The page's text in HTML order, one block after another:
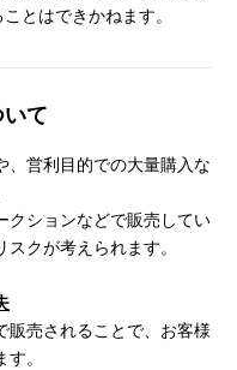
とはできかねます。
て
、営利目的での大量購入な
クションなどで販売してい
クが考えられます。
販売されることで、お客様
。